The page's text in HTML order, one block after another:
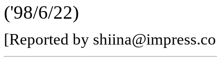
('98/6/22)
[Reported by